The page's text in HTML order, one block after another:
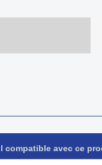
compatible avec ce